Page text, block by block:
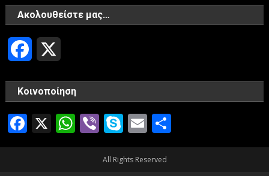
Ακολουθείστε μας…
Facebook
Κοινοποίηση
Facebook
X WhatsApp
ViberSkype
Email
All Rights Reserved